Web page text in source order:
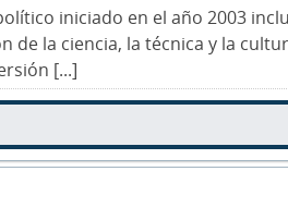
iniciado en el año 2003
de la ciencia, la técnica y la
[...]